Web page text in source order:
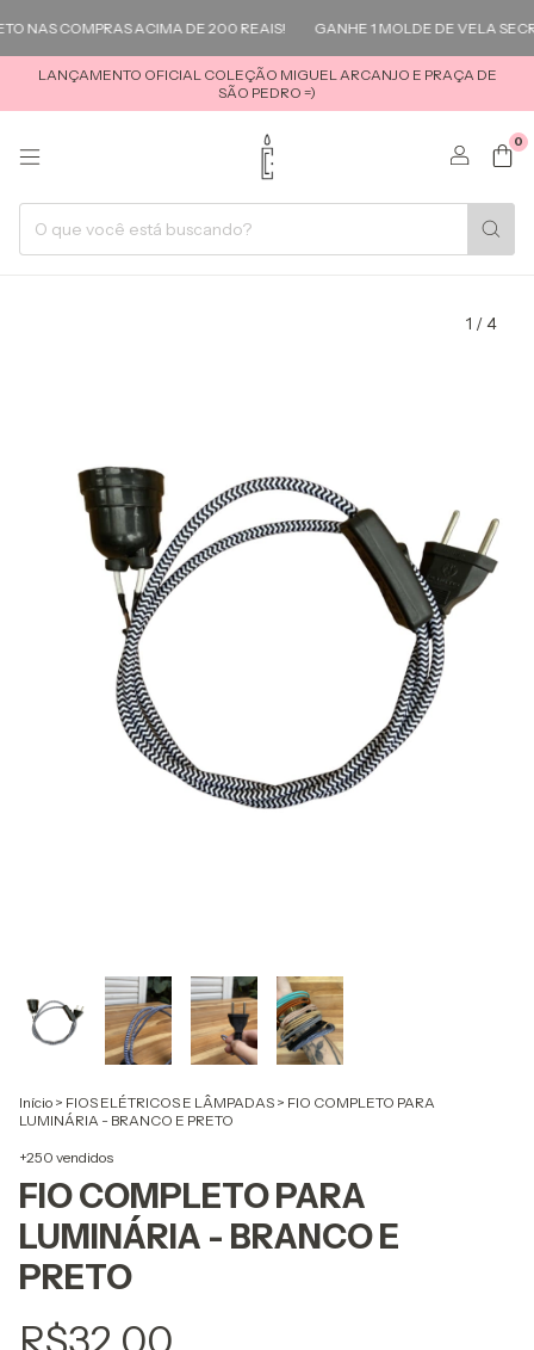
NAS COMPRAS ACIMA DE 200 REAIS! GANHE 1 MOLDE DE VELA
LANÇAMENTO OFICIAL COLEÇÃO MIGUEL ARCANJO E PRAÇA DE
SÃO PEDRO =)
0
1 /4
Início > FIOS ELÉTRICOS E LÂMPADAS > FIO COMPLETO PARA
LUMINÁRIA - BRANCO E PRETO
+250 vendidos
FIO COMPLETO PARA
LUMINÁRIA - BRANCO E
PRETO